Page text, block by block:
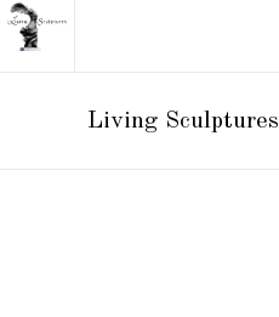
Living Sculptures